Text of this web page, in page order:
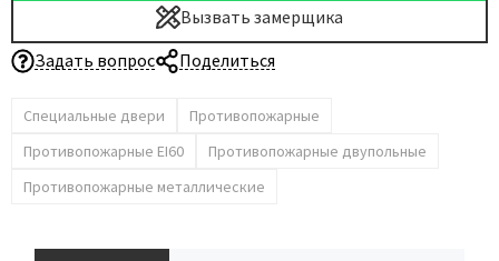
Вызвать замерщика
Задать вопрос
Поделиться
Специальные двери
Противопожарные
Противопожарные EI60
Противопожарные двупольные
Противопожарные металлические